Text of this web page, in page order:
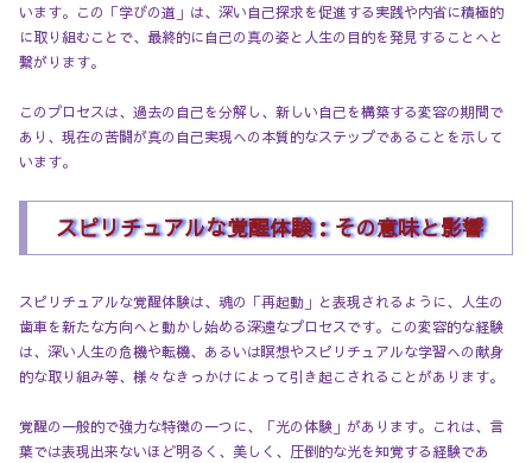
います。この「学びの道」は、深い自己探求を促進する実践や内省に積極的
に取り組むことで、最終的に自己の真の姿と人生の目的を発見することへと
繋がります。
このプロセスは、過去の自己を分解し、新しい自己を構築する変容の期間で
あり、現在の苦闘が真の自己実現への本質的なステップであることを示して
います。
スピリチュアルな覚醒体験：その意味と影響
スピリチュアルな覚醒体験は、魂の「再起動」と表現されるように、人生の
歯車を新たな方向へと動かし始める深遠なプロセスです。この変容的な経験
は、深い人生の危機や転機、あるいは瞑想やスピリチュアルな学習への献身
的な取り組み等、様々なきっかけによって引き起こされることがあります。
覚醒の一般的で強力な特徴の一つに、「光の体験」があります。これは、言
葉では表現出来ないほど明るく、美しく、圧倒的な光を知覚する経験であ